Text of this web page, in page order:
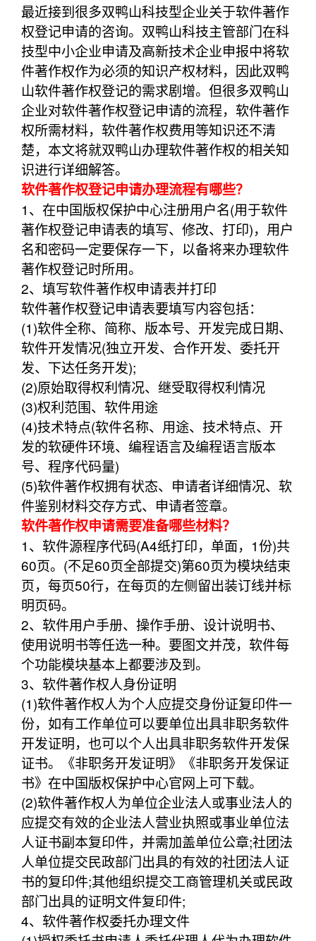
最近接到很多双鸭山科技型企业关于软件著作
权登记申请的咨询。双鸭山科技主管部门在科
技型中小企业申请及高新技术企业申报中将软
件著作权作为必须的知识产权材料，因此双鸭
山软件著作权登记的需求剧增。但很多双鸭山
企业对软件著作权登记申请的流程，软件著作
权所需材料，软件著作权费用等知识还不清
楚，本文将就双鸭山办理软件著作权的相关知
识进行详细解答。
软件著作权登记申请办理流程有哪些？
1、在中国版权保护中心注册用户名(用于软件
著作权登记申请表的填写、修改、打印)，用户
名和密码一定要保存一下，以备将来办理软件
著作权登记时所用。
2、填写软件著作权申请表并打印
软件著作权登记申请表要填写内容包括：
(1)软件全称、简称、版本号、开发完成日期、
软件开发情况(独立开发、合作开发、委托开
发、下达任务开发);
(2)原始取得权利情况、继受取得权利情况
(3)权利范围、软件用途
(4)技术特点(软件名称、用途、技术特点、开
发的软硬件环境、编程语言及编程语言版本
号、程序代码量)
(5)软件著作权拥有状态、申请者详细情况、软
件鉴别材料交存方式、申请者签章。
软件著作权申请需要准备哪些材料？
1、软件源程序代码(A4纸打印，单面，1份)共
60页。(不足60页全部提交)第60页为模块结束
页，每页50行，在每页的左侧留出装订线并标
明页码。
2、软件用户手册、操作手册、设计说明书、
使用说明书等任选一种。要图文并茂，软件每
个功能模块基本上都要涉及到。
3、软件著作权人身份证明
(1)软件著作权人为个人应提交身份证复印件一
份，如有工作单位可以要单位出具非职务软件
开发证明，也可以个人出具非职务软件开发保
证书。《非职务开发证明》《非职务开发保证
书》在中国版权保护中心官网上可下载。
(2)软件著作权人为单位企业法人或事业法人的
应提交有效的企业法人营业执照或事业单位法
人证书副本复印件，并需加盖单位公章;社团法
人单位提交民政部门出具的有效的社团法人证
书的复印件;其他组织提交工商管理机关或民政
部门出具的证明文件复印件;
4、软件著作权委托办理文件